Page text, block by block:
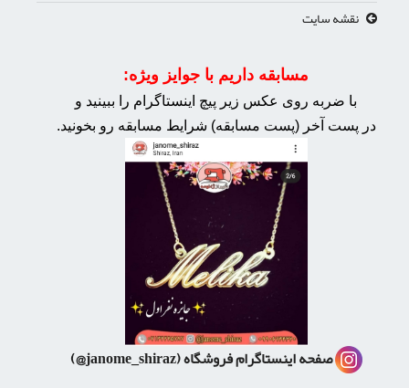
نقشه سایت
مسابقه داریم با جوایز ویژه:
با ضربه روی عکس زیر پیچ اینستاگرام را ببینید و
در پست آخر (پست مسابقه) شرایط مسابقه رو بخونید.
صفحه اینستاگرام فروشگاه(janome_shiraz@)